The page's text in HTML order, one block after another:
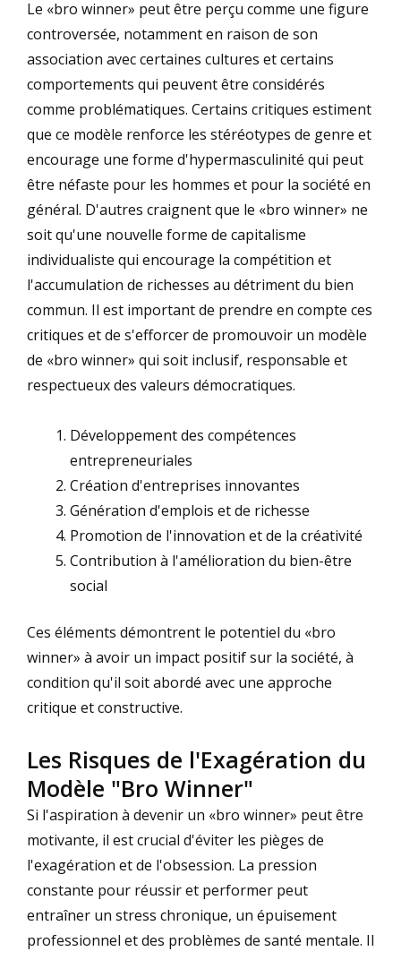
Le «bro winner» peut être perçu comme une figure
controversée, notamment en raison de son
association avec certaines cultures et certains
comportements qui peuvent être considérés
comme problématiques. Certains critiques estiment
que ce modèle renforce les stéréotypes de genre et
encourage une forme d'hypermasculinité qui peut
être néfaste pour les hommes et pour la société en
général. D'autres craignent que le «bro winner» ne
soit qu'une nouvelle forme de capitalisme
individualiste qui encourage la compétition et
l'accumulation de richesses au détriment du bien
commun. Il est important de prendre en compte ces
critiques et de s'efforcer de promouvoir un modèle
de «bro winner» qui soit inclusif, responsable et
respectueux des valeurs démocratiques.
Développement des compétences
entrepreneuriales
Création d'entreprises innovantes
Génération d'emplois et de richesse
Promotion de l'innovation et de la créativité
Contribution à l'amélioration du bien-être
social
Ces éléments démontrent le potentiel du «bro
winner» à avoir un impact positif sur la société, à
condition qu'il soit abordé avec une approche
critique et constructive.
Les Risques de l'Exagération du
Modèle "Bro Winner"
Si l'aspiration à devenir un «bro winner» peut être
motivante, il est crucial d'éviter les pièges de
l'exagération et de l'obsession. La pression
constante pour réussir et performer peut
entraîner un stress chronique, un épuisement
professionnel et des problèmes de santé mentale. Il